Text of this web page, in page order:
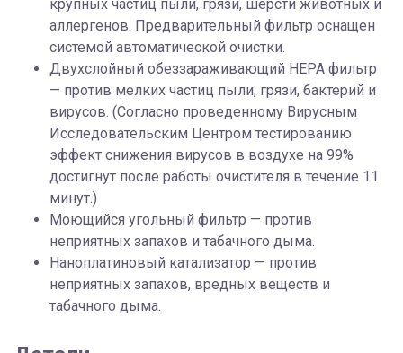
крупных частиц пыли, грязи, шерсти животных и
аллергенов. Предварительный фильтр оснащен
системой автоматической очистки.
Двухслойный обеззараживающий HEPA фильтр
— против мелких частиц пыли, грязи, бактерий и
вирусов. (Согласно проведенному Вирусным
Исследовательским Центром тестированию
эффект снижения вирусов в воздухе на 99%
достигнут после работы очистителя в течение 11
минут.)
Моющийся угольный фильтр — против
неприятных запахов и табачного дыма.
Наноплатиновый катализатор — против
неприятных запахов, вредных веществ и
табачного дыма.